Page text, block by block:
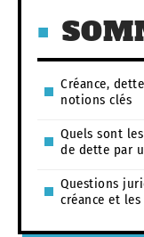
Créance,
notions clés
Quels sont
de dette par
Questions
créance et